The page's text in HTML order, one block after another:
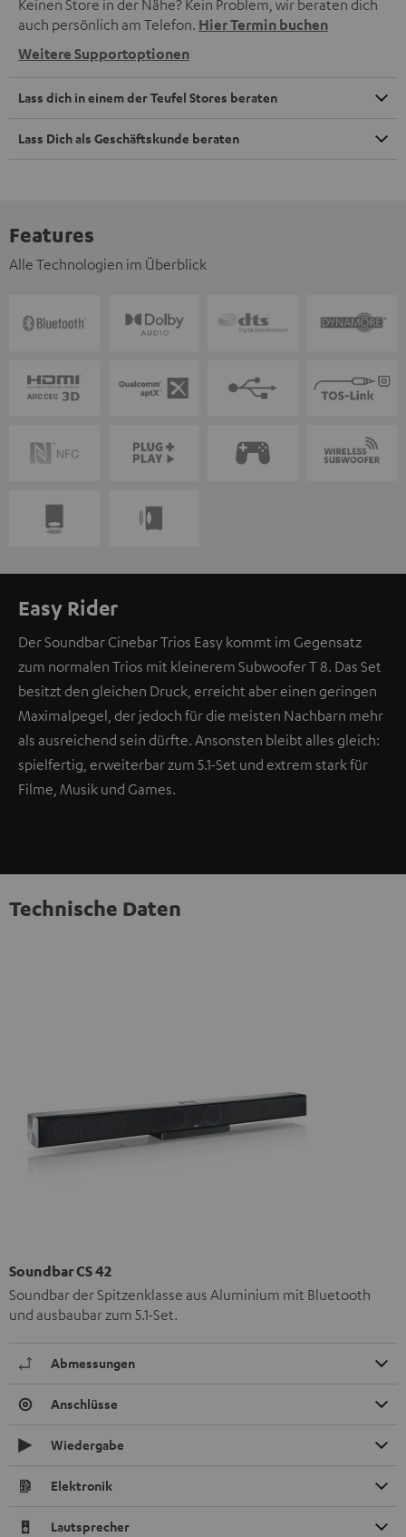
Keinen Store in der Nähe? Kein Problem, wir beraten dich
auch persönlich am Telefon. Hier Termin buchen
Weitere Supportoptionen
Lass dich in einem der Teufel Stores beraten
Lass Dich als Geschäftskunde beraten
Features
Alle Technologien im Überblick
Easy Rider
Der Soundbar Cinebar Trios Easy kommt im Gegensatz
zum normalen Trios mit kleinerem Subwoofer T 8. Das Set
besitzt den gleichen Druck, erreicht aber einen geringen
Maximalpegel, der jedoch für die meisten Nachbarn mehr
als ausreichend sein dürfte. Ansonsten bleibt alles gleich:
spielfertig, erweiterbar zum 5.1-Set und extrem stark für
Filme, Musik und Games.
Technische Daten
Soundbar CS 42
Soundbar der Spitzenklasse aus Aluminium mit Bluetooth
und ausbaubar zum 5.1-Set.
Abmessungen
Anschlüsse
Wiedergabe
Elektronik
Lautsprecher